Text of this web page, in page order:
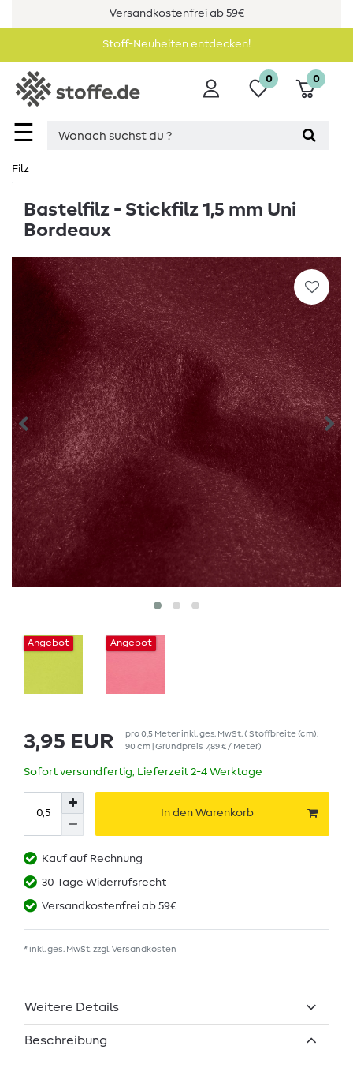
Versandkostenfrei ab 59€
Stoff-Neuheiten entdecken!
☰
0 0
Filz
Bastelfilz - Stickfilz 1,5 mm Uni
Bordeaux
Angebot Angebot
3,95 EUR pro0,5 Meterinkl. ges. MwSt. ( Stoffbreite (cm):
90 cm | Grundpreis 7,89 € / Meter)
Sofort versandfertig, Lieferzeit 2-4 Werktage
In den Warenkorb
Kauf auf Rechnung
30 Tage Widerrufsrecht
Versandkostenfrei ab 59€
* inkl. ges. MwSt. zzgl. Versandkosten
Weitere Details
Beschreibung